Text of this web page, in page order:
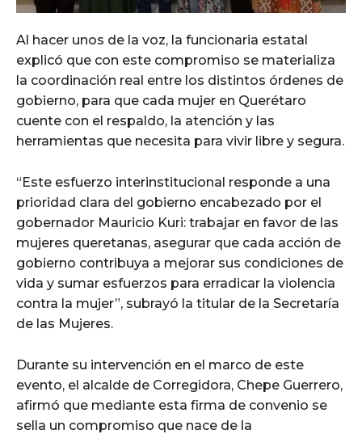
Al hacer unos de la voz, la funcionaria estatal
explicó que con este compromiso se materializa
la coordinación real entre los distintos órdenes de
gobierno, para que cada mujer en Querétaro
cuente con el respaldo, la atención y las
herramientas que necesita para vivir libre y segura.
“Este esfuerzo interinstitucional responde a una
prioridad clara del gobierno encabezado por el
gobernador Mauricio Kuri: trabajar en favor de las
mujeres queretanas, asegurar que cada acción de
gobierno contribuya a mejorar sus condiciones de
vida y sumar esfuerzos para erradicar la violencia
contra la mujer”, subrayó la titular de la Secretaría
de las Mujeres.
Durante su intervención en el marco de este
evento, el alcalde de Corregidora, Chepe Guerrero,
afirmó que mediante esta firma de convenio se
sella un compromiso que nace de la